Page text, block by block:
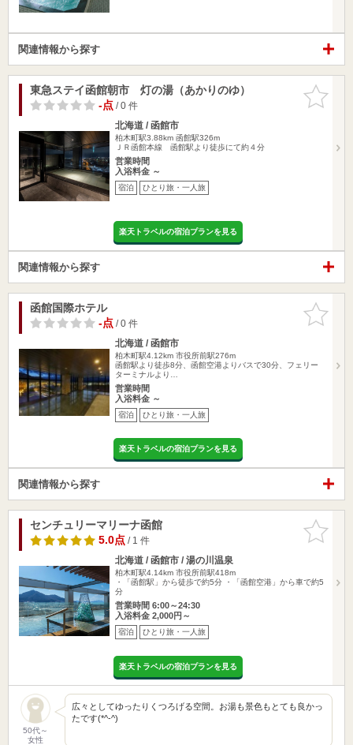
関連情報から探す
お気に入
りに追加
東急ステイ函館朝市 灯の湯（あかりのゆ）
-点/ 0 件
北海道 / 函館市
柏木町駅3.88km 函館駅326m
ＪＲ函館本線 函館駅より徒歩にて約４分
営業時間
入浴料金 ～
宿泊 ひとり旅・一人旅
楽天トラベルの宿泊プランを見る
関連情報から探す
お気に入
りに追加
函館国際ホテル
-点/ 0 件
北海道 / 函館市
柏木町駅4.12km 市役所前駅276m
函館駅より徒歩8分、函館空港よりバスで30分、フェリー
ターミナルより…
営業時間
入浴料金 ～
宿泊 ひとり旅・一人旅
楽天トラベルの宿泊プランを見る
関連情報から探す
お気に入
りに追加
センチュリーマリーナ函館
5.0点/ 1 件
北海道 / 函館市 / 湯の川温泉
柏木町駅4.14km 市役所前駅418m
・「函館駅」から徒歩で約5分 ・「函館空港」から車で約5
分
営業時間 6:00～24:30
入浴料金 2,000円～
宿泊 ひとり旅・一人旅
楽天トラベルの宿泊プランを見る
50代～
女性
広々としてゆったりくつろげる空間。お湯も景色もとても良かっ
たです(*^-^)